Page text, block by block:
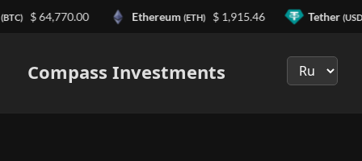
Compass Investments
$ 64,770.00 Ethereum (ETH) $ 1,915.46 Tether